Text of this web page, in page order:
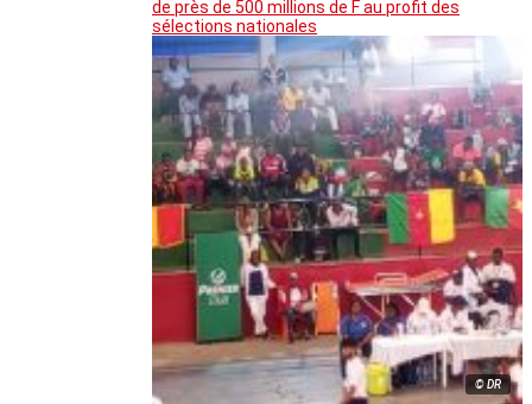
de près de 500 millions de F au profit des
sélections nationales
© DR